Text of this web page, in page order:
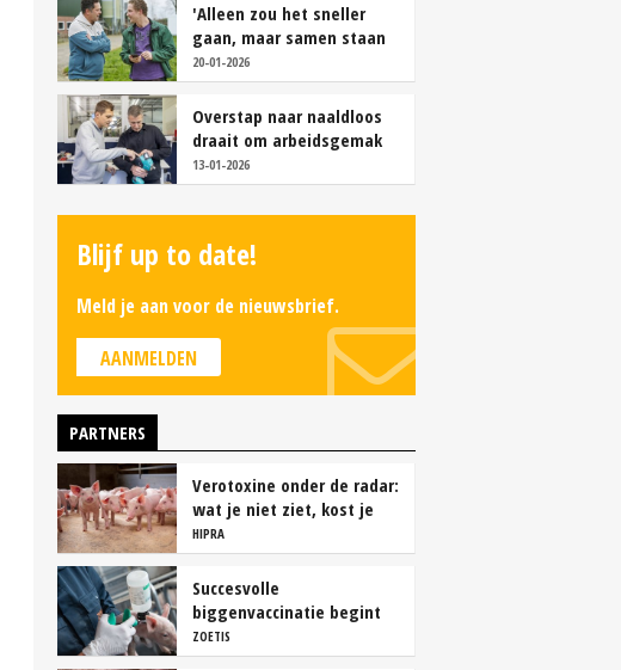
'Alleen zou het sneller
gaan, maar samen staan
we stukken sterker'
20-01-2026
Overstap naar naaldloos
draait om arbeidsgemak
en diervriendelijkheid
13-01-2026
Blijf up to date!
Meld je aan voor de nieuwsbrief.
AANMELDEN
PARTNERS
Verotoxine onder de radar:
wat je niet ziet, kost je
wel geld
HIPRA
Succesvolle
biggenvaccinatie begint
met de juiste timing
ZOETIS